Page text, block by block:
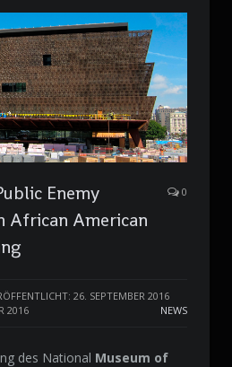
Enemy
African American
0
26. SEPTEMBER 2016
2016
NEWS
des National Museum of